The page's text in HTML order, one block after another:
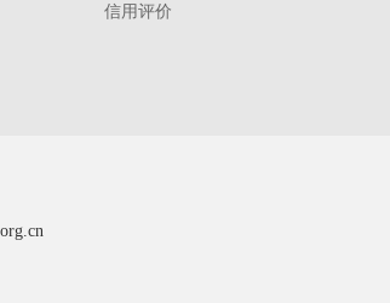
信用评价